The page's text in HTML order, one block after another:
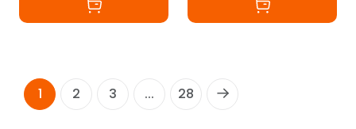
1 2 3 ... 28